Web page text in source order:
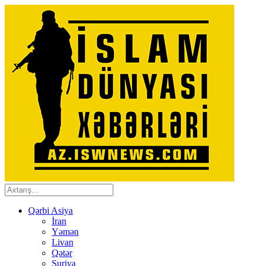
Qərbi Asiya
İran
Yəmən
Livan
Qətər
Suriya